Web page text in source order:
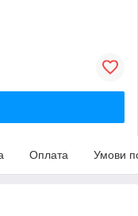
Оплата Умови